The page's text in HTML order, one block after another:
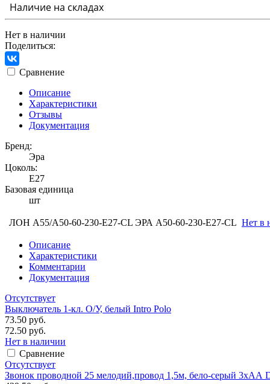
Наличие на складах
Нет в наличии
Поделиться:
Сравнение
Описание
Характеристики
Отзывы
Документация
Бренд:
Эра
Цоколь:
Е27
Базовая единица
шт
ЛОН А55/A50-60-230-Е27-СL ЭРА А50-60-230-E27-CL Нет в
Описание
Характеристики
Комментарии
Документация
Отсутствует
Выключатель 1-кл. O/У, белый Intro Polo
73.50 руб.
72.50 руб.
Нет в наличии
Сравнение
Отсутствует
Звонок проводной 25 мелодий,провод 1,5м, бело-серый 3хАА